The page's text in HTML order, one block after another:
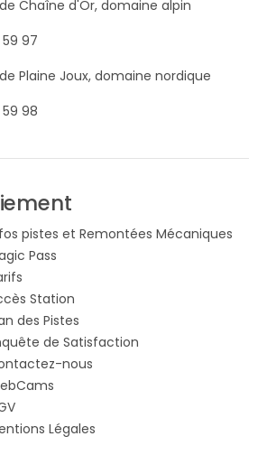
Chaîne d'Or, domaine alpin
97
Plaine Joux, domaine nordique
98
pistes et Remontées Mécaniques
Pass
Station
des Pistes
de Satisfaction
nous
Légales